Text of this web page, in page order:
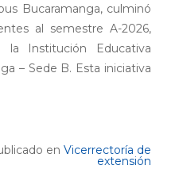
Bucaramanga, culminó
al semestre A-2026,
la Institución Educativa
– Sede B. Esta iniciativa
en Vicerrectoría de
extensión